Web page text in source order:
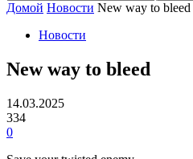
Домой Новости New way to bleed
Новости
New way to bleed
14.03.2025
334
0